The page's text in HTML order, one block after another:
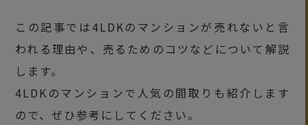
この記事では4LDKのマンションが売れないと言
われる理由や、売るためのコツなどについて解説
します。
4LDKのマンションで人気の間取りも紹介します
ので、ぜひ参考にしてください。